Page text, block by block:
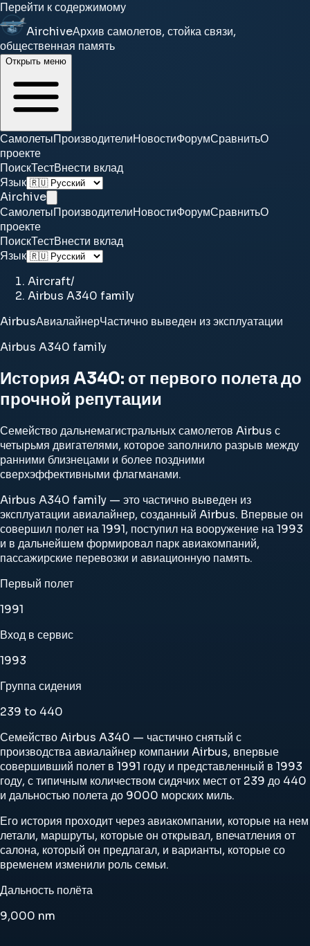
Перейти к содержимому
AirchiveАрхив самолетов, стойка связи,
общественная память
Открыть меню
СамолетыПроизводителиНовостиФорумСравнитьО
проекте
ПоискТестВнести вклад
Язык
Airchive
СамолетыПроизводителиНовостиФорумСравнитьО
проекте
ПоискТестВнести вклад
Язык
Aircraft/
Airbus A340 family
AirbusАвиалайнерЧастично выведен из эксплуатации
Airbus A340 family
История A340: от первого полета до
прочной репутации
Семейство дальнемагистральных самолетов Airbus с
четырьмя двигателями, которое заполнило разрыв между
ранними близнецами и более поздними
сверхэффективными флагманами.
Airbus A340 family — это частично выведен из
эксплуатации авиалайнер, созданный Airbus. Впервые он
совершил полет на 1991, поступил на вооружение на 1993
и в дальнейшем формировал парк авиакомпаний,
пассажирские перевозки и авиационную память.
Первый полет
1991
Вход в сервис
1993
Группа сидения
239 to 440
Семейство Airbus A340 — частично снятый с
производства авиалайнер компании Airbus, впервые
совершивший полет в 1991 году и представленный в 1993
году, с типичным количеством сидячих мест от 239 до 440
и дальностью полета до 9000 морских миль.
Его история проходит через авиакомпании, которые на нем
летали, маршруты, которые он открывал, впечатления от
салона, который он предлагал, и варианты, которые со
временем изменили роль семьи.
Дальность полёта
9,000 nm